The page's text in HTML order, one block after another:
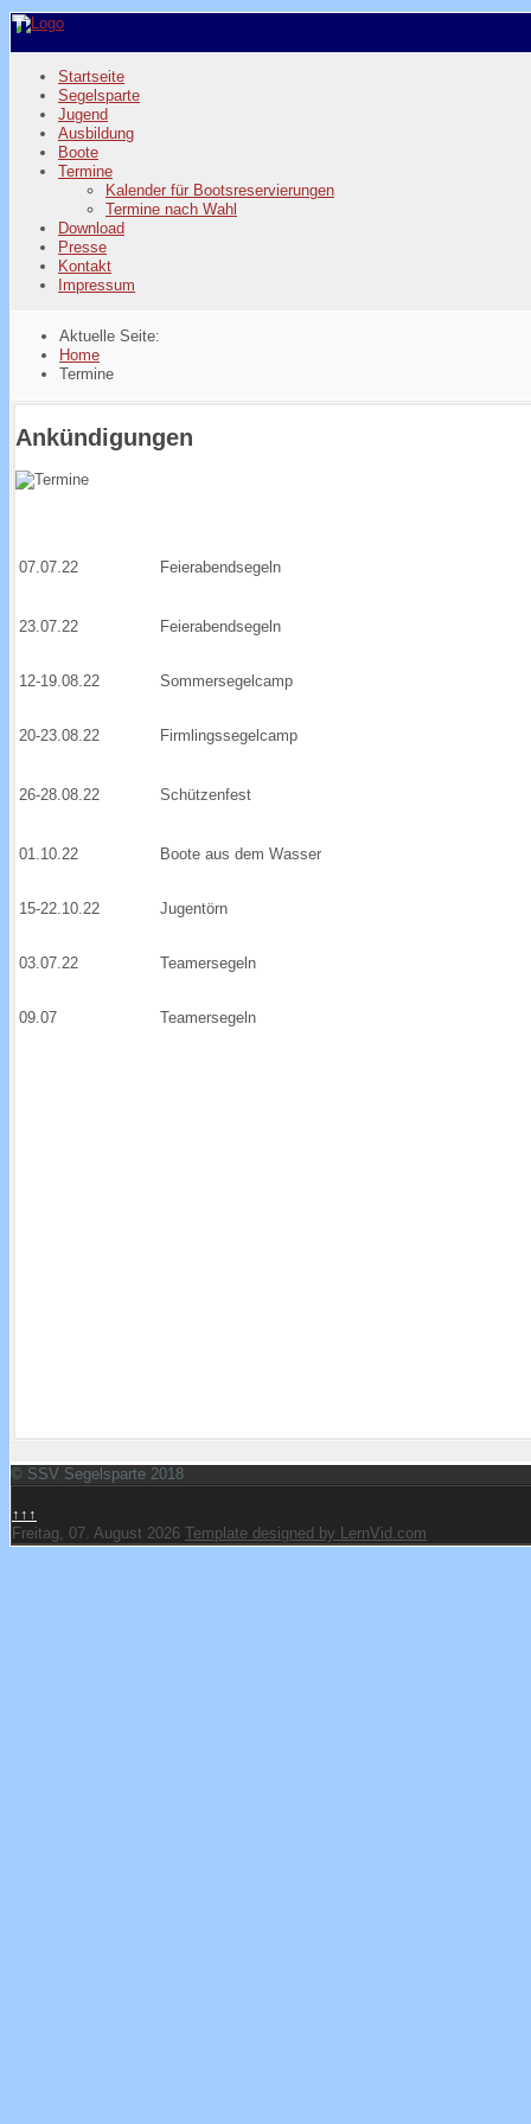
Startseite
Segelsparte
Jugend
Ausbildung
Boote
Termine
Kalender für Bootsreservierungen
Termine nach Wahl
Download
Presse
Kontakt
Impressum
Aktuelle Seite:
Home
Termine
Ankündigungen
07.07.22 Feierabendsegeln
23.07.22 Feierabendsegeln
12-19.08.22 Sommersegelcamp
20-23.08.22 Firmlingssegelcamp
26-28.08.22 Schützenfest
01.10.22 Boote aus dem Wasser
15-22.10.22 Jugentörn
03.07.22 Teamersegeln
09.07 Teamersegeln
© SSV Segelsparte 2018
↑↑↑
Freitag, 07. August 2026 Template designed by LernVid.com